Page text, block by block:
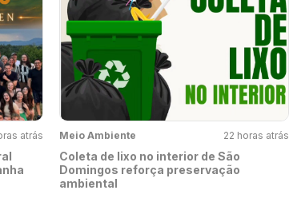
atrás Meio Ambiente 22 horas atrás
Coleta de lixo no interior de São
Domingos reforça preservação
ambiental